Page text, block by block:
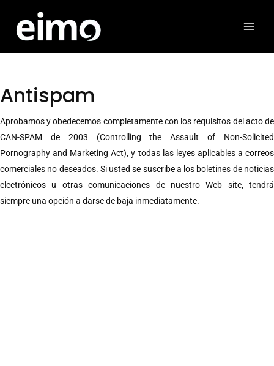
contenido
Antispam
Aprobamos y obedecemos completamente con los requisitos del acto de
CAN-SPAM de 2003 (Controlling the Assault of Non-Solicited
Pornography and Marketing Act), y todas las leyes aplicables a correos
comerciales no deseados. Si usted se suscribe a los boletines de noticias
electrónicos u otras comunicaciones de nuestro Web site, tendrá
siempre una opción a darse de baja inmediatamente.